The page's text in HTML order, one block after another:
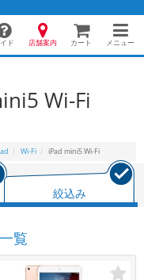
ド 店舗案内 カート メニュー
Wi-Fi
Wi-Fi iPad mini5 Wi-Fi
絞込み
覧
える